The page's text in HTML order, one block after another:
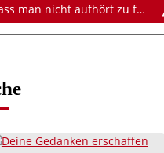
man nicht aufhört zu fragen